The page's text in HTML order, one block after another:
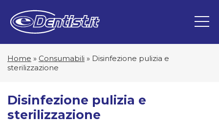
Home » Consumabili » Disinfezione pulizia e
sterilizzazione
Disinfezione pulizia e
sterilizzazione